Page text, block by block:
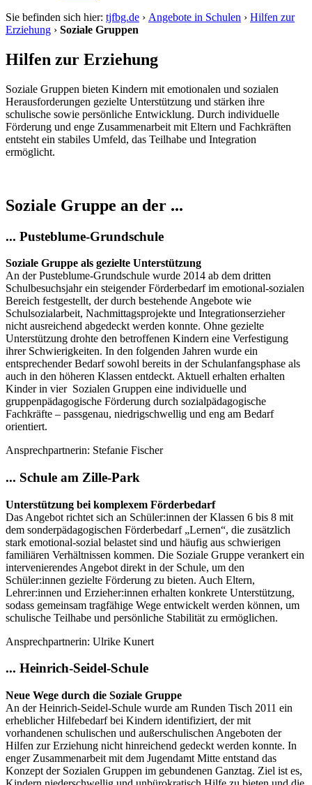
Sie befinden sich hier: tjfbg.de › Angebote in Schulen › Hilfen zur
Erziehung › Soziale Gruppen
Hilfen zur Erziehung
Soziale Gruppen bieten Kindern mit emotionalen und sozialen
Herausforderungen gezielte Unterstützung und stärken ihre
schulische sowie persönliche Entwicklung. Durch individuelle
Förderung und enge Zusammenarbeit mit Eltern und Fachkräften
entsteht ein stabiles Umfeld, das Teilhabe und Integration
ermöglicht.
Soziale Gruppe an der ...
... Pusteblume-Grundschule
Soziale Gruppe als gezielte Unterstützung
An der Pusteblume-Grundschule wurde 2014 ab dem dritten
Schulbesuchsjahr ein steigender Förderbedarf im emotional-sozialen
Bereich festgestellt, der durch bestehende Angebote wie
Schulsozialarbeit, Nachmittagsprojekte und Integrationserzieher
nicht ausreichend abgedeckt werden konnte. Ohne gezielte
Unterstützung drohte den betroffenen Kindern eine Verfestigung
ihrer Schwierigkeiten. In den folgenden Jahren wurde ein
entsprechender Bedarf sowohl bereits in der Schulanfangsphase als
auch in den höheren Klassen entdeckt. Aktuell erhalten erhalten
Kinder in vier Sozialen Gruppen eine individuelle und
gruppenpädagogische Förderung durch sozialpädagogische
Fachkräfte – passgenau, niedrigschwellig und eng am Bedarf
orientiert.
Ansprechpartnerin: Stefanie Fischer
... Schule am Zille-Park
Unterstützung bei komplexem Förderbedarf
Das Angebot richtet sich an Schüler:innen der Klassen 6 bis 8 mit
dem sonderpädagogischen Förderbedarf „Lernen“, die zusätzlich
stark emotional-sozial belastet sind und häufig aus schwierigen
familiären Verhältnissen kommen. Die Soziale Gruppe verankert ein
intervenierendes Angebot direkt in der Schule, um den
Schüler:innen gezielte Förderung zu bieten. Auch Eltern,
Lehrer:innen und Erzieher:innen erhalten konkrete Unterstützung,
sodass gemeinsam tragfähige Wege entwickelt werden können, um
schulische Teilhabe und persönliche Stabilität zu ermöglichen.
Ansprechpartnerin: Ulrike Kunert
... Heinrich-Seidel-Schule
Neue Wege durch die Soziale Gruppe
An der Heinrich-Seidel-Schule wurde am Runden Tisch 2011 ein
erheblicher Hilfebedarf bei Kindern identifiziert, der mit
vorhandenen schulischen und außerschulischen Angeboten der
Hilfen zur Erziehung nicht hinreichend gedeckt werden konnte. In
enger Zusammenarbeit mit dem Jugendamt Mitte entstand das
Konzept der Sozialen Gruppen im gebundenen Ganztag. Ziel ist es,